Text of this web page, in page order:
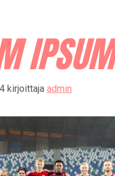
IPSUM
kirjoittaja admin